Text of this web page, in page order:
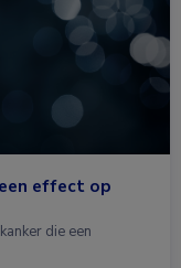
effect op
die een